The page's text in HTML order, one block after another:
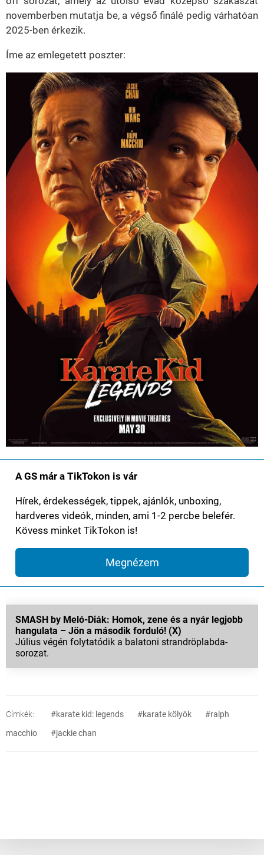
novemberben mutatja be, a végső finálé pedig várhatóan
2025-ben érkezik.
Íme az emlegetett poszter:
A GS már a TikTokon is vár
Hírek, érdekességek, tippek, ajánlók, unboxing,
hardveres videók, minden, ami 1-2 percbe belefér.
Kövess minket TikTokon is!
Megnézem
SMASH by Meló-Diák: Homok, zene és a nyár legjobb
hangulata – Jön a második forduló! (X)
Július végén folytatódik a balatoni strandröplabda-
sorozat.
Címkék: #karate kid: legends #karate kölyök
#ralph
macchio
#jackie chan